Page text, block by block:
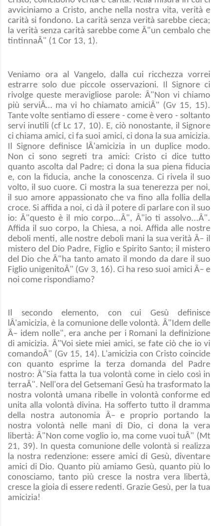
avviciniamo a Cristo, anche nella nostra vita, verità e
carità si fondono. La carità senza verità sarebbe cieca;
la verità senza carità sarebbe come Â"un cembalo che
tintinnaÂ" (1 Cor 13, 1).
Veniamo ora al Vangelo, dalla cui ricchezza vorrei
estrarre solo due piccole osservazioni. Il Signore ci
rivolge queste meravigliose parole: Â"Non vi chiamo
più serviÂ… ma vi ho chiamato amiciÂ" (Gv 15, 15).
Tante volte sentiamo di essere - come è vero - soltanto
servi inutili (cf Lc 17, 10). E, ciò nonostante, il Signore
ci chiama amici, ci fa suoi amici, ci dona la sua amicizia.
Il Signore definisce lÂ'amicizia in un duplice modo.
Non ci sono segreti tra amici: Cristo ci dice tutto
quanto ascolta dal Padre; ci dona la sua piena fiducia
e, con la fiducia, anche la conoscenza. Ci rivela il suo
volto, il suo cuore. Ci mostra la sua tenerezza per noi,
il suo amore appassionato che va fino alla follia della
croce. Si affida a noi, ci dà il potere di parlare con il suo
io: Â"questo è il mio corpo...Â", Â"io ti assolvo...Â".
Affida il suo corpo, la Chiesa, a noi. Affida alle nostre
deboli menti, alle nostre deboli mani la sua verità Â– il
mistero del Dio Padre, Figlio e Spirito Santo; il mistero
del Dio che Â"ha tanto amato il mondo da dare il suo
Figlio unigenitoÂ" (Gv 3, 16). Ci ha reso suoi amici Â– e
noi come rispondiamo?
Il secondo elemento, con cui Gesù definisce
lÂ'amicizia, è la comunione delle volontà. Â"Idem delle
Â– idem nolle", era anche per i Romani la definizione
di amicizia. Â"Voi siete miei amici, se fate ciò che io vi
comandoÂ" (Gv 15, 14). L'amicizia con Cristo coincide
con quanto esprime la terza domanda del Padre
nostro: Â"Sia fatta la tua volontà come in cielo così in
terraÂ". Nell'ora del Getsemani Gesù ha trasformato la
nostra volontà umana ribelle in volontà conforme ed
unita alla volontà divina. Ha sofferto tutto il dramma
della nostra autonomia Â– e proprio portando la
nostra volontà nelle mani di Dio, ci dona la vera
libertà: Â"Non come voglio io, ma come vuoi tuÂ" (Mt
21, 39). In questa comunione delle volontà si realizza
la nostra redenzione: essere amici di Gesù, diventare
amici di Dio. Quanto più amiamo Gesù, quanto più lo
conosciamo, tanto più cresce la nostra vera libertà,
cresce la gioia di essere redenti. Grazie Gesù, per la tua
amicizia!